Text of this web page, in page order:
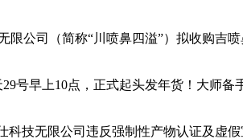
公司（简称“川喷鼻四溢”）拟收购吉喷
早上10点，正式起头发年货！大师备
技无限公司违反强制性产物认证及虚假